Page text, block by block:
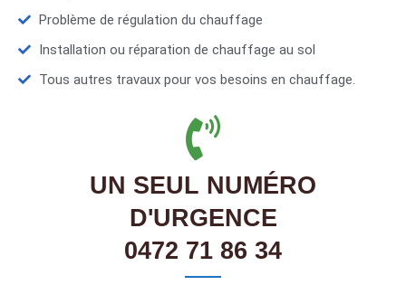
Problème de régulation du chauffage
Installation ou réparation de chauffage au sol
Tous autres travaux pour vos besoins en chauffage.
UN SEUL NUMÉRO
D'URGENCE
0472 71 86 34